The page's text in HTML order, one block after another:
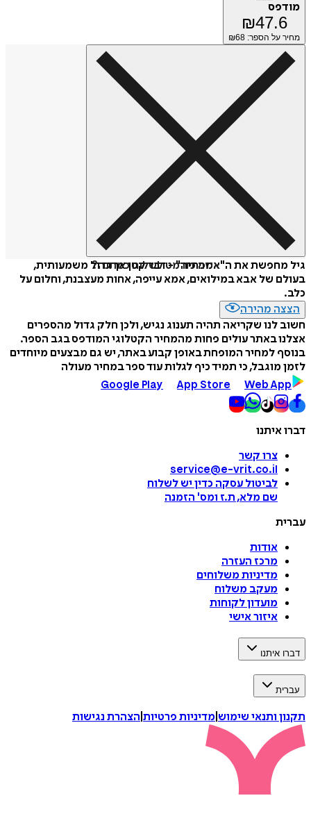
מודפס
₪47.6
מחיר על הספר: ₪ 68
איזה פורמט לשלוח כמתנה?
גיל מחפשת את ה"אמפתיה" - דבר קטן אך גדול משמעותית,
בעולם של אבא במילואים, אמא עייפה, אחות מעצבנת, וחלום על
כלב.
הצצה מהירה
חשוב לנו שקריאה תהיה תענוג נגיש, ולכן חלק גדול מהספרים
אצלנו באתר עולים פחות מהמחיר הקטלוגי המודפס בגב הספר.
בנוסף למחיר המופחת באופן קבוע באתר, יש גם מבצעים מיוחדים
לזמן מוגבל, כי תמיד כיף לגלות עוד ספר במחיר מעולה
Google Play
App Store Web App
דברו איתנו
צרו קשר
service@e-vrit.co.il
לביטול עסקה כדין יש לשלוח
שם מלא, ת.ז ומס' הזמנה
עברית
אודות
מרכז העזרה
מדיניות משלוחים
מעקב משלוח
מועדון לקוחות
איזור אישי
דברו איתנו
עברית
תקנון ותנאי שימוש מדיניות פרטיות הצהרת נגישות